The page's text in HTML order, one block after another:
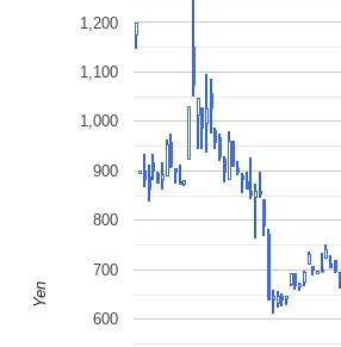
600
700
800
900
1,000
1,100
1,200
Yen